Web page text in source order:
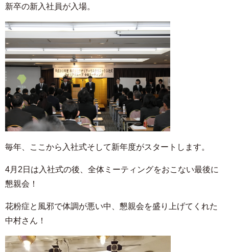
新卒の新入社員が入場。
毎年、ここから入社式そして新年度がスタートします。
4月2日は入社式の後、全体ミーティングをおこない最後に
懇親会！
花粉症と風邪で体調が悪い中、懇親会を盛り上げてくれた
中村さん！